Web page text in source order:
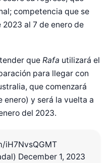
competencia que se
al 7 de enero de
que Rafa utilizará el
para llegar con
que comenzará
enero) y será la vuelta a
del 2023.
iH7NvsQGMT
December 1, 2023
Diseñado por Shiro